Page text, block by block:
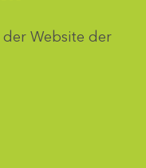
Website der
auswählen